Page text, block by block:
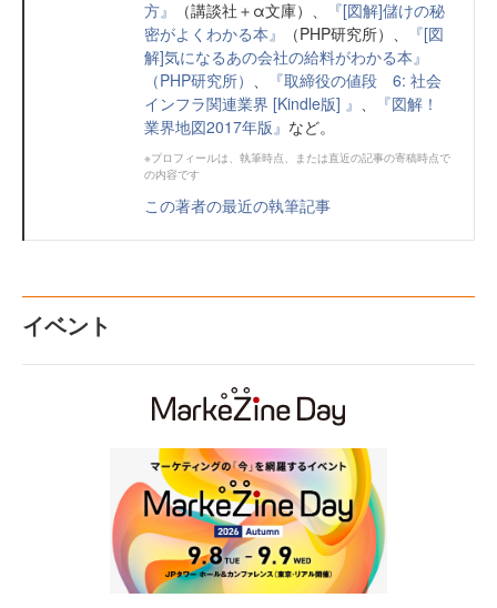
方』 （講談社＋α文庫）、
『[図解]儲けの秘
密がよくわかる本』
（PHP研究所）、
『[図
解]気になるあの会社の給料がわかる本』
（PHP研究所）
『取締役の値段 6: 社会
インフラ関連業界 [Kindle版] 』
『図解！
業界地図2017年版』 など。
※プロフィールは、執筆時点、または直近の記事の寄稿時点で
の内容です
この著者の最近の執筆記事
イベント